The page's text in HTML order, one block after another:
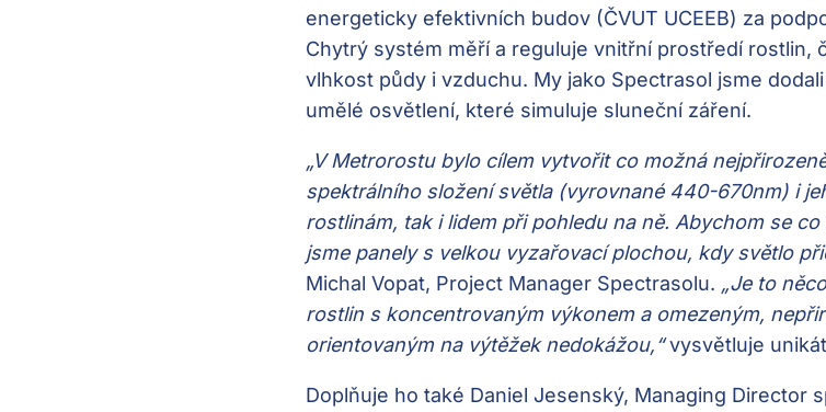
energeticky efektivních budov (ČVUT UCEEB) za
Chytrý systém měří a reguluje vnitřní prostředí rostlin,
vlhkost půdy i vzduchu. My jako Spectrasol jsme
umělé osvětlení, které simuluje sluneční záření.
„V Metrorostu bylo cílem vytvořit co možná
spektrálního složení světla (vyrovnané 440-670nm) i
rostlinám, tak i lidem při pohledu na ně. Abychom se
jsme panely s velkou vyzařovací plochou, kdy světlo
Michal Vopat, Project Manager Spectrasolu. „Je to
rostlin s koncentrovaným výkonem a omezeným,
orientovaným na výtěžek nedokážou,“vysvětluje
Doplňuje ho také Daniel Jesenský, Managing Director